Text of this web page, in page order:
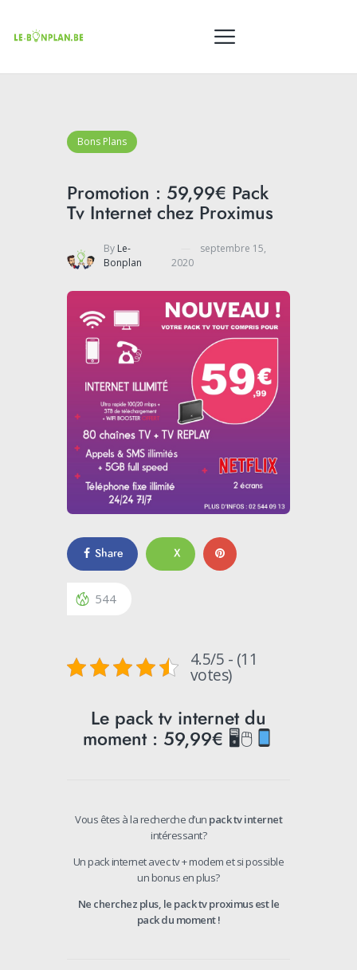
Bons Plans
Promotion : 59,99€ Pack
Tv Internet chez Proximus
By Le-
Bonplan
septembre 15,
2020
Share X
544
4.5/5 - (11
votes)
Le pack tv internet du
moment : 59,99€ 🖥🖱
Vous êtes à la recherche d’un pack tv internet
intéressant?
Un pack internet avec tv + modem et si possible
un bonus en plus?
Ne cherchez plus, le pack tv proximus est le
pack du moment !